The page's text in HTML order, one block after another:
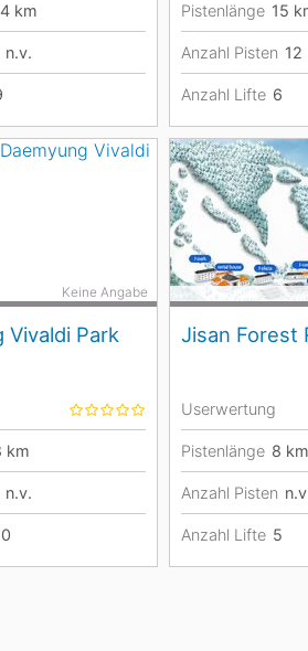
km
n.v.
Pistenlänge 15
Anzahl Pisten 12
Anzahl Lifte 6
Vivaldi Park
Keine Angabe
km
n.v.
Jisan Forest
Userwertung
Pistenlänge 8 km
Anzahl Pisten
Anzahl Lifte 5